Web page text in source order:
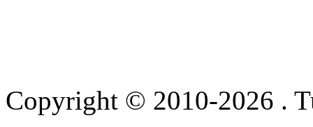
Copyright © 2010-2026 .